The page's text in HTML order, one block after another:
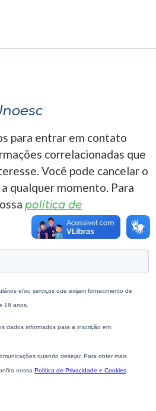
para entrar em contato
correlacionadas que
Você pode cancelar o
qualquer momento. Para
política de